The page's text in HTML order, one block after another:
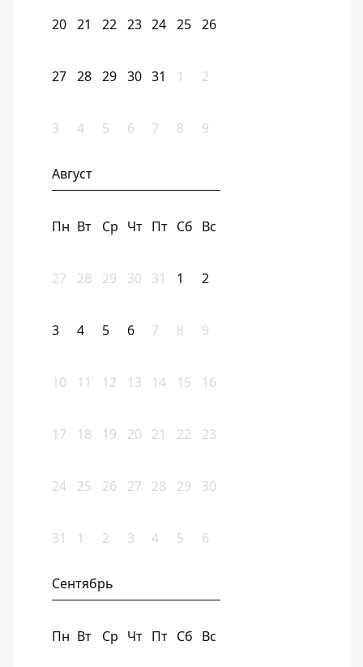
20 21 22 23 24 25 26
27 28 29 30 31 1 2
3 4 5 6 7 8 9
Август
Пн Вт Ср Чт Пт Сб Вс
27 28 29 30 31 1 2
3 4 5 6 7 8 9
10 11 12 13 14 15 16
17 18 19 20 21 22 23
24 25 26 27 28 29 30
31 1 2 3 4 5 6
Сентябрь
Пн Вт Ср Чт Пт Сб Вс